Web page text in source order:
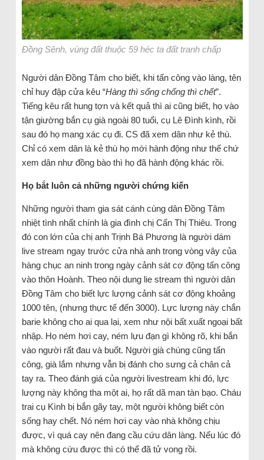
Đồng Sênh, vùng đất thuộc 59 héc ta đất tranh chấp
Người dân Đồng Tâm cho biết, khi tấn công vào làng, tên
chỉ huy đập cửa kêu “Hàng thì sống chống thì chết”.
Tiếng kêu rất hung tợn và kết quả thì ai cũng biết, họ vào
tận giường bắn cụ già ngoài 80 tuổi, cụ Lê Đình kình, rồi
sau đó họ mang xác cụ đi. CS đã xem dân như kẻ thù.
Chỉ có xem dân là kẻ thù họ mới hành động như thế chứ
xem dân như đồng bào thì họ đã hành động khác rồi.
Họ bắt luôn cả những người chứng kiến
Những người tham gia sát cánh cùng dân Đồng Tâm
nhiệt tình nhất chính là gia đình chị Cấn Thị Thiêu. Trong
đó con lớn của chị anh Trịnh Bá Phương là người dám
live stream ngay trước cửa nhà anh trong vòng vây của
hàng chục an ninh trong ngày cảnh sát cơ động tấn công
vào thôn Hoành. Theo nội dung lie stream thì người dân
Đồng Tâm cho biết lực lượng cảnh sát cơ động khoảng
1000 tên, (nhưng thực tế đến 3000). Lực lượng này chắn
barie không cho ai qua lại, xem như nội bất xuất ngoại bất
nhập. Họ ném hơi cay, ném lựu đạn gì không rõ, khi bắn
vào người rất đau và buốt. Người già chúng cũng tấn
công, già lắm nhưng vẫn bị đánh cho sưng cả chân cả
tay ra. Theo đánh giá của người livestream khi đó, lực
lượng này không tha một ai, họ rất dã man tàn bạo. Cháu
trai cụ Kình bị bắn gãy tay, một người không biết còn
sống hay chết. Nó ném hơi cay vào nhà không chịu
được, vì quá cay nên đang cầu cứu dân làng. Nếu lúc đó
mà không cứu được thì có thể đã tử vong rồi.